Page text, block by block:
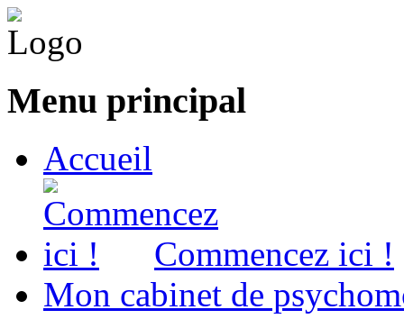
Menu principal
Accueil
Commencez ici !
Mon cabinet de